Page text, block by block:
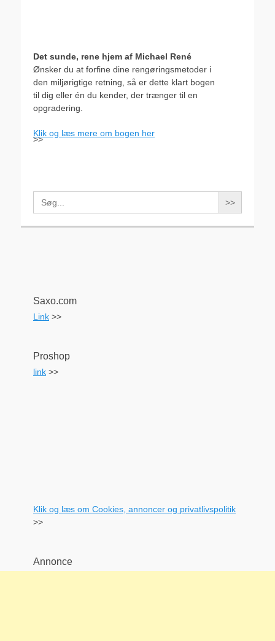
Det sunde, rene hjem af Michael René
Ønsker du at forfine dine rengøringsmetoder i
den miljørigtige retning, så er dette klart bogen
til dig eller én du kender, der trænger til en
opgradering.
Klik og læs mere om bogen her
>>
Search
for:
Saxo.com
Link >>
Proshop
link >>
Klik og læs om Cookies, annoncer og privatlivspolitik
>>
Annonce